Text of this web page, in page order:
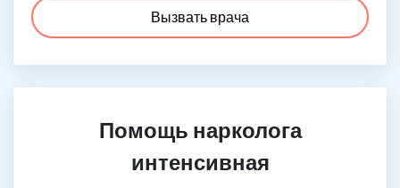
Вызвать врача
Помощь нарколога
интенсивная